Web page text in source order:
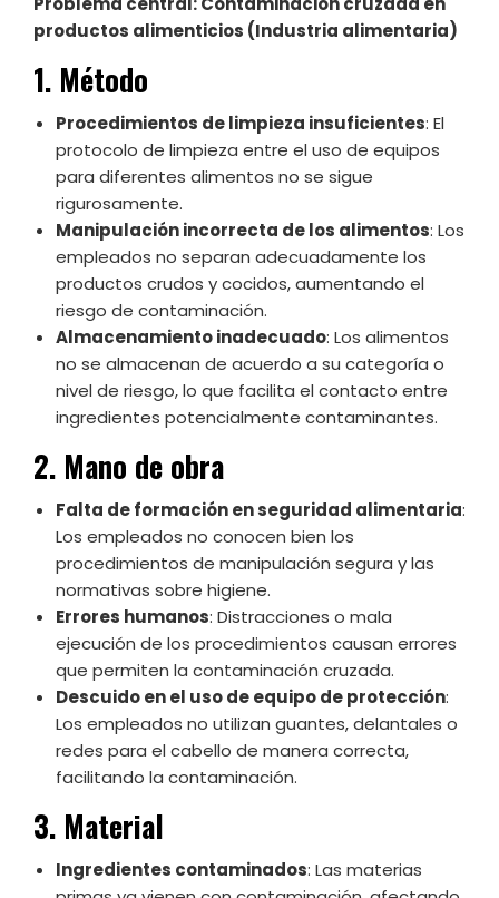
productos alimenticios (Industria alimentaria)
1. Método
Procedimientos de limpieza insuficientes: El
protocolo de limpieza entre el uso de equipos
para diferentes alimentos no se sigue
rigurosamente.
Manipulación incorrecta de los alimentos: Los
empleados no separan adecuadamente los
productos crudos y cocidos, aumentando el
riesgo de contaminación.
Almacenamiento inadecuado: Los alimentos
no se almacenan de acuerdo a su categoría o
nivel de riesgo, lo que facilita el contacto entre
ingredientes potencialmente contaminantes.
2. Mano de obra
Falta de formación en seguridad alimentaria:
Los empleados no conocen bien los
procedimientos de manipulación segura y las
normativas sobre higiene.
Errores humanos: Distracciones o mala
ejecución de los procedimientos causan errores
que permiten la contaminación cruzada.
Descuido en el uso de equipo de protección:
Los empleados no utilizan guantes, delantales o
redes para el cabello de manera correcta,
facilitando la contaminación.
3. Material
Ingredientes contaminados: Las materias